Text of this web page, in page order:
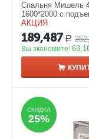
Спальня Мишель
1600*2000 с
АКЦИЯ
189,487 Р
Вы экономите:
СКИДКА
25%
СКИДКА
25%